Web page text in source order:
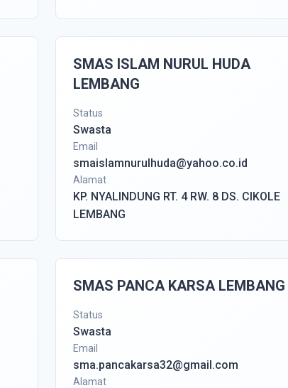
SMAS ISLAM NURUL HUDA
LEMBANG
Status
Swasta
Email
smaislamnurulhuda@yahoo.co.id
Alamat
KP. NYALINDUNG RT. 4 RW. 8 DS. CIKOLE
LEMBANG
SMAS PANCA KARSA LEMBANG
Status
Swasta
Email
sma.pancakarsa32@gmail.com
Alamat